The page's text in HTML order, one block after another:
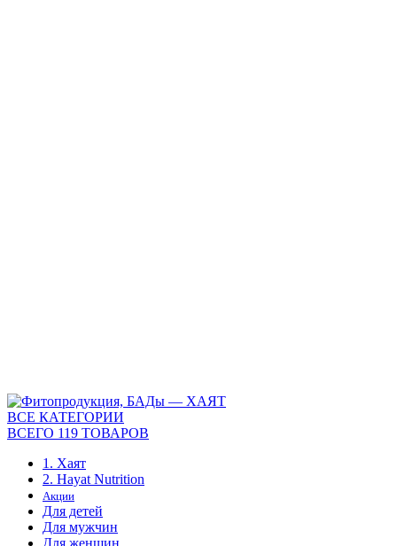
ВСЕ КАТЕГОРИИ
ВСЕГО 119 ТОВАРОВ
1. Хаят
2. Hayat Nutrition
Акции
Для детей
Для мужчин
Для женщин